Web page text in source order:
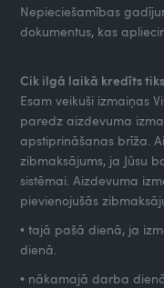
Nepieciešamības
dokumentus, kas
Cik ilgā laikā kredīts
Esam veikuši izmaiņas
paredz aizdevuma
apstiprināšanas brīža.
zibmaksājums, ja Jūsu
sistēmai. Aizdevuma
pievienojušās
• tajā pašā dienā, ja
dienā.
• nākamajā darba